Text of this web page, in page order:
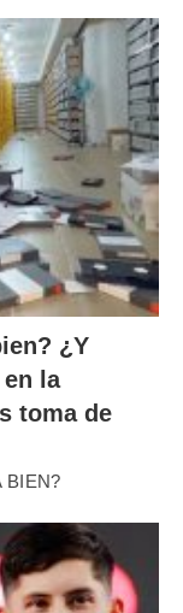
¿Y
la
toma de
BIEN?